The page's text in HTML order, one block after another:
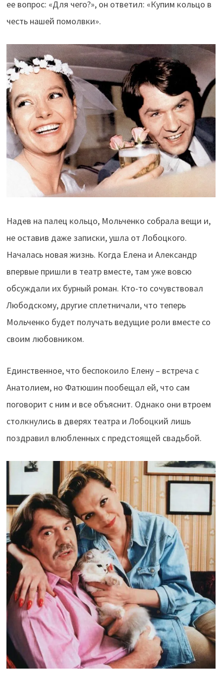
ее вопрос: «Для чего?», он ответил: «Купим кольцо в
честь нашей помолвки».
Надев на палец кольцо, Мольченко собрала вещи и,
не оставив даже записки, ушла от Лобоцкого.
Началась новая жизнь. Когда Елена и Александр
впервые пришли в театр вместе, там уже вовсю
обсуждали их бурный роман. Кто-то сочувствовал
Любодскому, другие сплетничали, что теперь
Мольченко будет получать ведущие роли вместе со
своим любовником.
Единственное, что беспокоило Елену – встреча с
Анатолием, но Фатюшин пообещал ей, что сам
поговорит с ним и все объяснит. Однако они втроем
столкнулись в дверях театра и Лобоцкий лишь
поздравил влюбленных с предстоящей свадьбой.